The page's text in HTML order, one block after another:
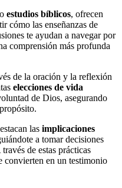
estudios bíblicos, ofrecen
cómo las enseñanzas de
te ayudan a navegar por
comprensión más profunda
de la oración y la reflexión
elecciones de vida
de Dios, asegurando
las implicaciones
a tomar decisiones
de estas prácticas
convierten en un testimonio